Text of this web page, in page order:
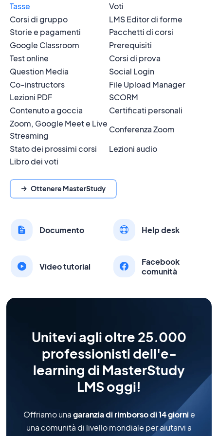
Tasse
Voti
Corsi di gruppo
LMS Editor di forme
Storie e pagamenti
Pacchetti di corsi
Google Classroom
Prerequisiti
Test online
Corsi di prova
Question Media
Social Login
Co-instructors
File Upload Manager
Lezioni PDF
SCORM
Contenuto a goccia
Certificati personali
Zoom, Google Meet e Live
Streaming
Conferenza Zoom
Stato dei prossimi corsi
Lezioni audio
Libro dei voti
Ottenere MasterStudy
Documento Help desk
Video tutorial
Facebook
comunità
Unitevi agli oltre 25.000
professionisti dell'e-
learning di MasterStudy
LMS oggi!
Offriamo unagaranzia di rimborso di 14 giorni e
una comunità di livello mondiale per aiutarvi a